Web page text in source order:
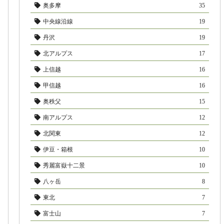
奥多摩 35
中央線沿線 19
丹沢 19
北アルプス 17
上信越 16
甲信越 16
奥秩父 15
南アルプス 12
北関東 12
伊豆・箱根 10
秀麗富嶽十二景 10
八ヶ岳 8
東北 7
富士山 7